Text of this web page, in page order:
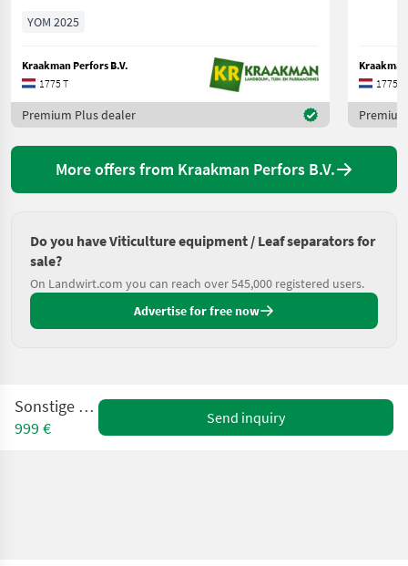
YOM 2025
Kraakman Perfors B.V.
1775 T
Premium Plus dealer
1775 T
More offers from Kraakman Perfors B.V.
Do you have Viticulture equipment / Leaf separators for
sale?
On Landwirt.com you can reach over 545,000 registered users.
Advertise for free now
Sonstige BL 360
999 €
Send inquiry